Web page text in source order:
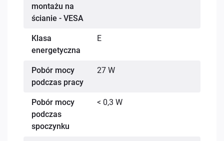
montażu na
ścianie - VESA
Klasa
energetyczna
E
Pobór mocy
podczas pracy
27 W
Pobór mocy
podczas
spoczynku
< 0,3 W